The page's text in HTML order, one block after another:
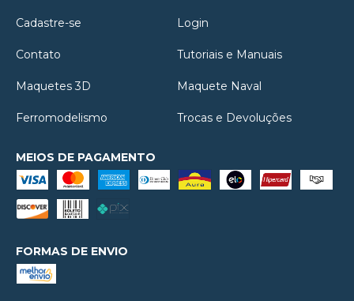
Cadastre-se Login
Contato Tutoriais e Manuais
Maquetes 3D Maquete Naval
Ferromodelismo Trocas e Devoluções
MEIOS DE PAGAMENTO
FORMAS DE ENVIO